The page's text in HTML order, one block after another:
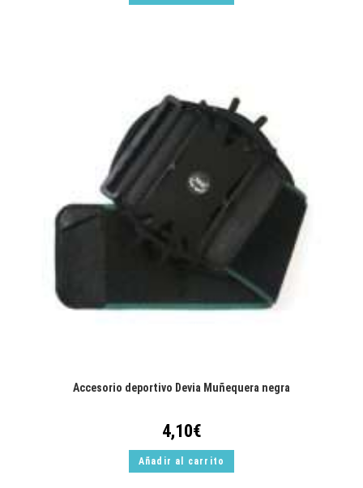
Accesorio deportivo Devia Muñequera negra
4,10€
Añadir al carrito